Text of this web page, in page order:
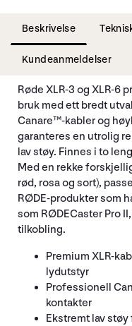
Beskrivelse
Kundeanmeldelser
Røde XLR-3 og XLR-6
bruk med ett bredt
Canare™-kabler og
garanteres en utrolig
lav støy. Finnes i to
Med en rekke
rød, rosa og sort),
RØDE-produkter som
som RØDECaster Pro
tilkobling.
Premium XLR-
lydutstyr
Professionell
kontakter
Ekstremt lav